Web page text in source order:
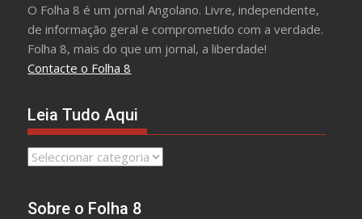
O Folha 8 é um jornal Angolano. Livre, independente,
de informação geral e comprometido com a verdade.
Folha 8, mais do que um jornal, a liberdade!
Contacte o Folha 8
Leia Tudo Aqui
Leia
Sobre o Folha 8